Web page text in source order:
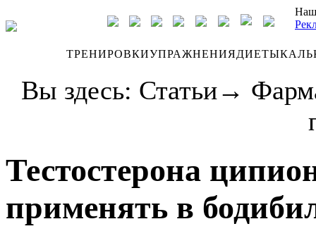
ТРЕНИРОВКИУПРАЖНЕНИЯДИЕТЫ
Вы здесь: Статьи→
Тестостерона
применять в